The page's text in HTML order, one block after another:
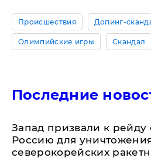
Происшествия Допинг-
Олимпийские игры Скандал
Последние
Запад призвали к рейду
Россию для
северокорейских